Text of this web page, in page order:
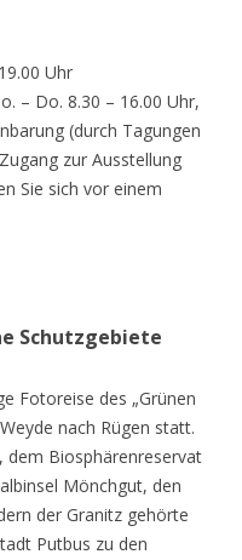
Uhr
– Do. 8.30 – 16.00 Uhr,
(durch Tagungen
zur Ausstellung
Sie sich vor einem
Schutzgebiete
Fotoreise des „Grünen
nach Rügen statt.
dem Biosphärenreservat
Mönchgut, den
der Granitz gehörte
Putbus zu den